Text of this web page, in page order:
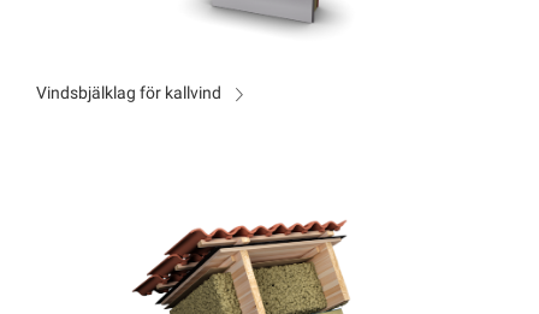
Vindsbjälklag för kallvind